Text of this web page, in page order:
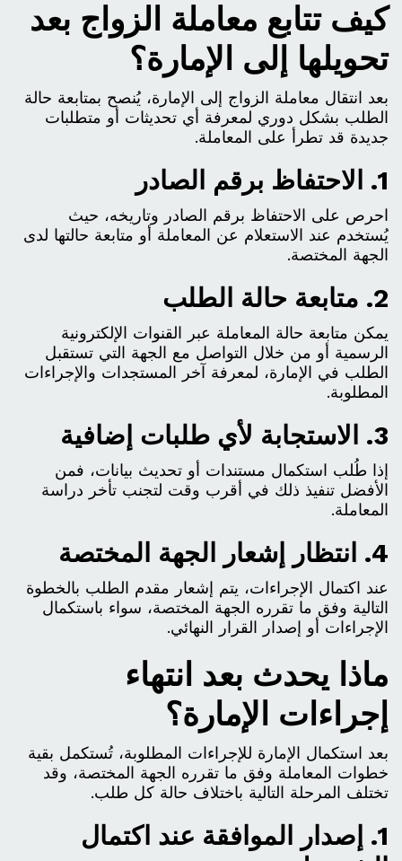
كيف تتابع معاملة الزواج بعد
تحويلها إلى الإمارة؟
بعد انتقال معاملة الزواج إلى الإمارة، يُنصح بمتابعة حالة
الطلب بشكل دوري لمعرفة أي تحديثات أو متطلبات
جديدة قد تطرأ على المعاملة.
1. الاحتفاظ برقم الصادر
احرص على الاحتفاظ برقم الصادر وتاريخه، حيث
يُستخدم عند الاستعلام عن المعاملة أو متابعة حالتها لدى
الجهة المختصة.
2. متابعة حالة الطلب
يمكن متابعة حالة المعاملة عبر القنوات الإلكترونية
الرسمية أو من خلال التواصل مع الجهة التي تستقبل
الطلب في الإمارة، لمعرفة آخر المستجدات والإجراءات
المطلوبة.
3. الاستجابة لأي طلبات إضافية
إذا طُلب استكمال مستندات أو تحديث بيانات، فمن
الأفضل تنفيذ ذلك في أقرب وقت لتجنب تأخر دراسة
المعاملة.
4. انتظار إشعار الجهة المختصة
عند اكتمال الإجراءات، يتم إشعار مقدم الطلب بالخطوة
التالية وفق ما تقرره الجهة المختصة، سواء باستكمال
الإجراءات أو إصدار القرار النهائي.
ماذا يحدث بعد انتهاء
إجراءات الإمارة؟
بعد استكمال الإمارة للإجراءات المطلوبة، تُستكمل بقية
خطوات المعاملة وفق ما تقرره الجهة المختصة، وقد
تختلف المرحلة التالية باختلاف حالة كل طلب.
1. إصدار الموافقة عند اكتمال